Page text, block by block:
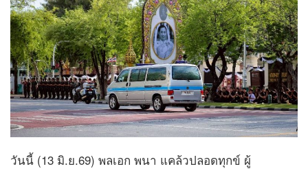
วันนี้ (13 มิ.ย.69) พลเอก พนา แคล้วปลอดทุกข์ ผู้